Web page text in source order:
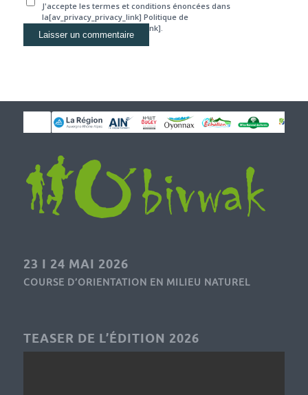
J'accepte les termes et conditions énoncées dans
la[av_privacy_privacy_link] Politique de
confidentialité[/av_privacy_link].
23 I 24 MAI 2026
COURSE D’ORIENTATION EN MILIEU NATUREL
TEASER DE L’ÉDITION 2026